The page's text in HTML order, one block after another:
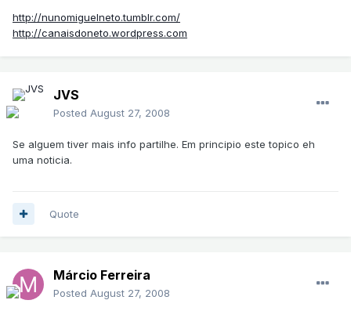
http://nunomiguelneto.tumblr.com/
http://canaisdoneto.wordpress.com
JVS
Posted August 27, 2008
Se alguem tiver mais info partilhe. Em principio este topico eh
uma noticia.
Quote
Márcio Ferreira
Posted August 27, 2008